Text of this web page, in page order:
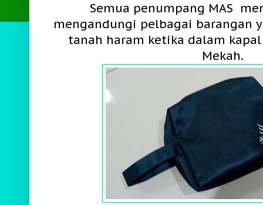
Semua penumpang MAS
mengandungi pelbagai barangan
tanah haram ketika dalam
Mekah.